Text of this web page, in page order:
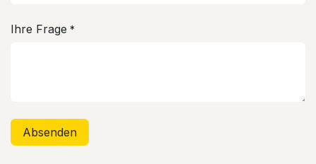
Ihre Frage *
Absenden